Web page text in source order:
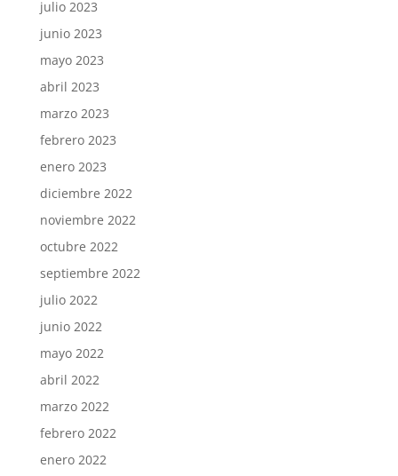
julio 2023
junio 2023
mayo 2023
abril 2023
marzo 2023
febrero 2023
enero 2023
diciembre 2022
noviembre 2022
octubre 2022
septiembre 2022
julio 2022
junio 2022
mayo 2022
abril 2022
marzo 2022
febrero 2022
enero 2022